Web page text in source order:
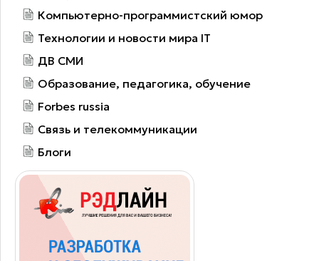
Компьютерно-программистский юмор
Технологии и новости мира IT
ДВ СМИ
Образование, педагогика, обучение
Forbes russia
Связь и телекоммуникации
Блоги